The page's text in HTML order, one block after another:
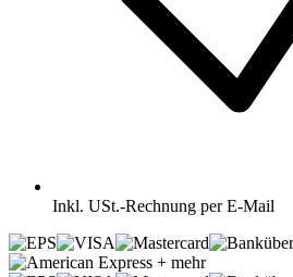
Inkl. USt.-Rechnung per E-Mail
+ mehr